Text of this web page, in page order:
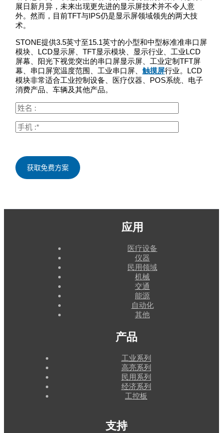
展日新月异，未来出现更先进的显示屏技术并不令人意
外。然而，目前TFT与IPS仍是显示屏领域领先的两大技
术。
STONE提供3.5英寸至15.1英寸的小型和中型标准准串口屏
模块、LCD显示屏、TFT显示模块、显示行业、工业LCD
屏幕、阳光下视觉突出的串口屏显示屏、工业定制TFT屏
幕、串口屏宽温度范围、工业串口屏、触摸屏行业。LCD
模块非常适合工业控制设备、医疗仪器、POS系统、电子
消费产品、车辆及其他产品。
应用
医疗设备
仪器
民用领域
机械
交通
能源
自动化
其他
产品
工业系列
高亮系列
民用系列
经济系列
工控板
支持